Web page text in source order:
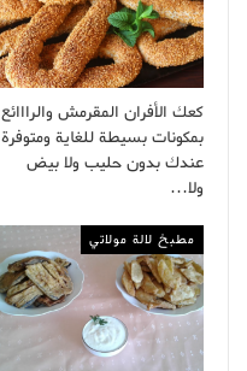
كعك الأفران المقرمش والرااائع
بمكونات بسيطة للغاية ومتوفرة
عندك بدون حليب ولا بيض
ولا…
مطبخ لالة مولاتي